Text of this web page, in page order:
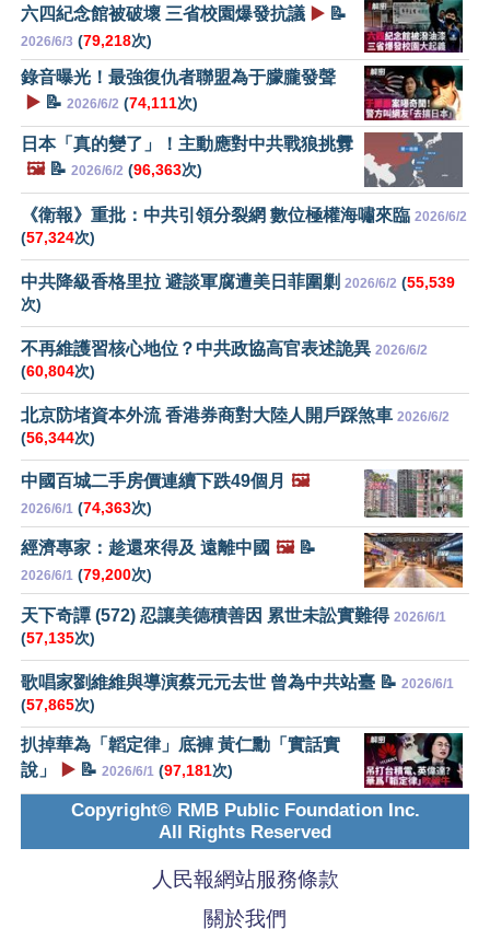
六四紀念館被破壞 三省校園爆發抗議 ▶️ 📝
2026/6/3 (79,218次)
錄音曝光！最強復仇者聯盟為于朦朧發聲
▶️ 📝 2026/6/2 (74,111次)
日本「真的變了」！主動應對中共戰狼挑釁
🖼️📝 2026/6/2 (96,363次)
《衛報》重批：中共引領分裂網 數位極權海嘯來臨 2026/6/2
(57,324次)
中共降級香格里拉 避談軍腐遭美日菲圍剿 2026/6/2 (55,539
次)
不再維護習核心地位？中共政協高官表述詭異 2026/6/2
(60,804次)
北京防堵資本外流 香港券商對大陸人開戶踩煞車 2026/6/2
(56,344次)
中國百城二手房價連續下跌49個月 🖼️
2026/6/1 (74,363次)
經濟專家：趁還來得及 遠離中國 🖼️📝
2026/6/1 (79,200次)
天下奇譚 (572) 忍讓美德積善因 累世未訟實難得 2026/6/1
(57,135次)
歌唱家劉維維與導演蔡元元去世 曾為中共站臺 📝 2026/6/1
(57,865次)
扒掉華為「韜定律」底褲 黃仁勳「實話實
說」
▶️ 📝 2026/6/1 (97,181次)
Copyright© RMB Public Foundation Inc.
All Rights Reserved
人民報網站服務條款
關於我們